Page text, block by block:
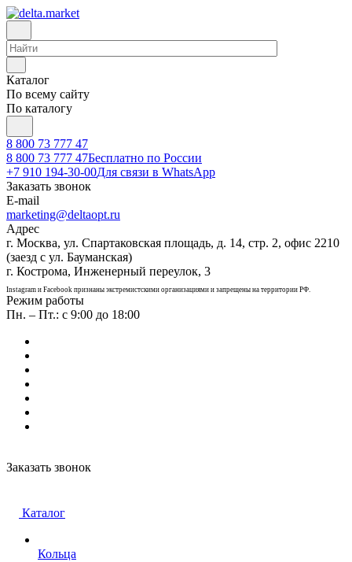
Каталог
По всему сайту
По каталогу
8 800 73 777 47
8 800 73 777 47Бесплатно по России
+7 910 194-30-00Для связи в WhatsApp
Заказать звонок
E-mail
marketing@deltaopt.ru
Адрес
г. Москва, ул. Спартаковская площадь, д. 14, стр. 2, офис 2210
(заезд с ул. Бауманская)
г. Кострома, Инженерный переулок, 3
Instagram и Facebook признаны экстремистскими организациями и запрещены на территории РФ.
Режим работы
Пн. – Пт.: с 9:00 до 18:00
Заказать звонок
Каталог
Кольца